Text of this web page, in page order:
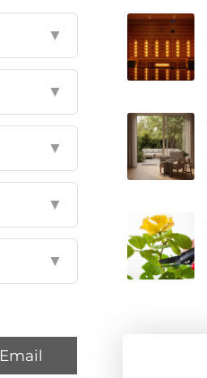
▼
▼
▼
▼
▼
Email